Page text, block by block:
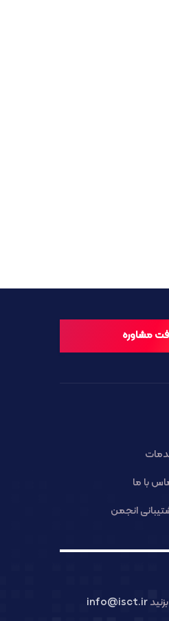
مشاوره
با ما
انجمن
info@isct.ir